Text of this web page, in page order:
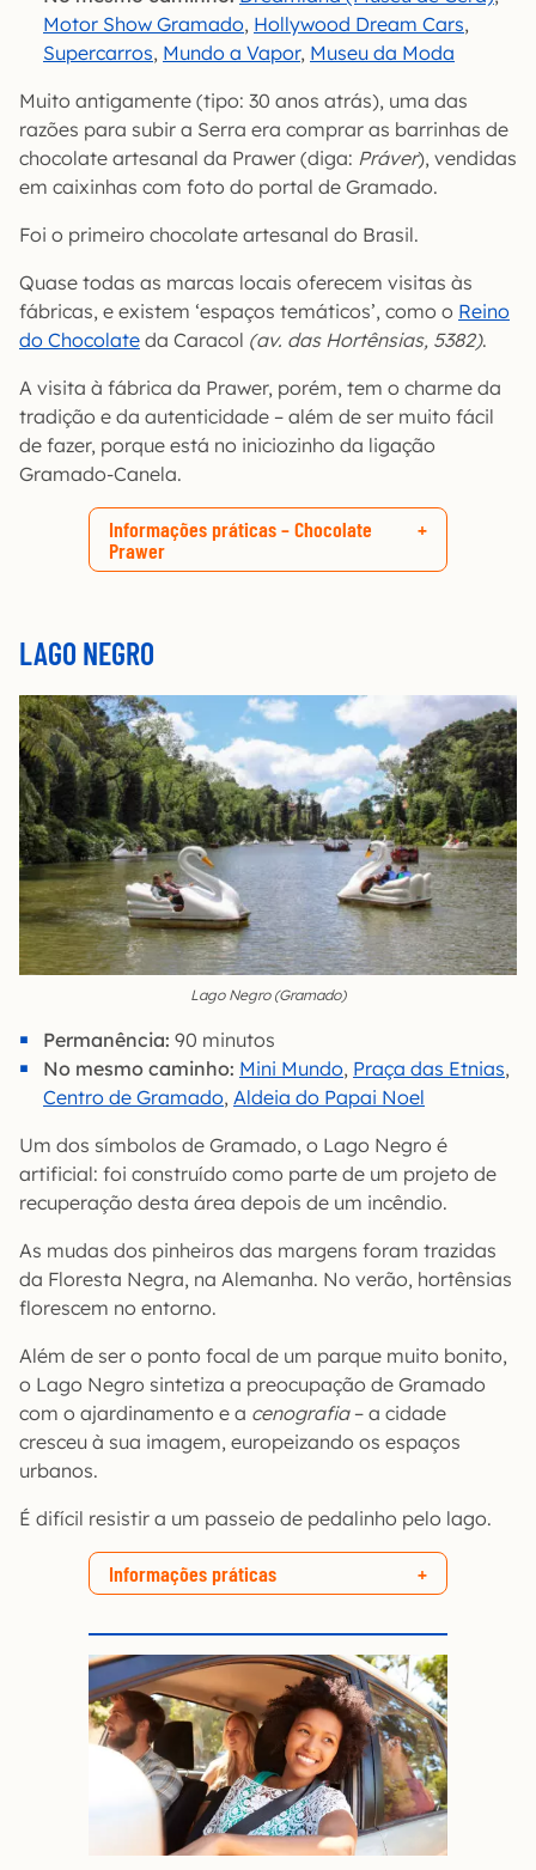
Motor Show Gramado, Hollywood Dream Cars,
Supercarros, Mundo a Vapor, Museu da Moda
Muito antigamente (tipo: 30 anos atrás), uma das
razões para subir a Serra era comprar as barrinhas de
chocolate artesanal da Prawer (diga: Práver), vendidas
em caixinhas com foto do portal de Gramado.
Foi o primeiro chocolate artesanal do Brasil.
Quase todas as marcas locais oferecem visitas às
fábricas, e existem ‘espaços temáticos’, como o Reino
do Chocolate da Caracol (av. das Hortênsias, 5382).
A visita à fábrica da Prawer, porém, tem o charme da
tradição e da autenticidade – além de ser muito fácil
de fazer, porque está no iniciozinho da ligação
Gramado-Canela.
Informações práticas – Chocolate
Prawer
LAGO NEGRO
Lago Negro (Gramado)
Permanência: 90 minutos
No mesmo caminho: Mini Mundo, Praça das Etnias,
Centro de Gramado, Aldeia do Papai Noel
Um dos símbolos de Gramado, o Lago Negro é
artificial: foi construído como parte de um projeto de
recuperação desta área depois de um incêndio.
As mudas dos pinheiros das margens foram trazidas
da Floresta Negra, na Alemanha. No verão, hortênsias
florescem no entorno.
Além de ser o ponto focal de um parque muito bonito,
o Lago Negro sintetiza a preocupação de Gramado
com o ajardinamento e a cenografia– a cidade
cresceu à sua imagem, europeizando os espaços
urbanos.
É difícil resistir a um passeio de pedalinho pelo lago.
Informações práticas